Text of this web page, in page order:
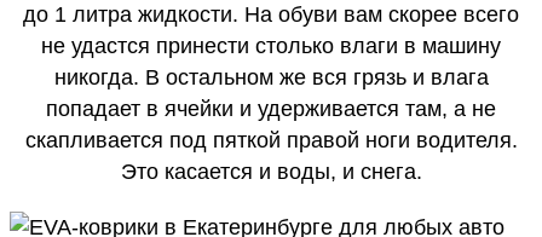
до 1 литра жидкости. На обуви вам скорее всего
не удастся принести столько влаги в машину
никогда. В остальном же вся грязь и влага
попадает в ячейки и удерживается там, а не
скапливается под пяткой правой ноги водителя.
Это касается и воды, и снега.